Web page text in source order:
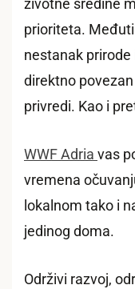
životne sredine
prioriteta.
nestanak prirode
direktno
privredi. Kao i
WWF Adria vas
vremena
lokalnom tako i
jedinog doma.
Održivi razvoj,